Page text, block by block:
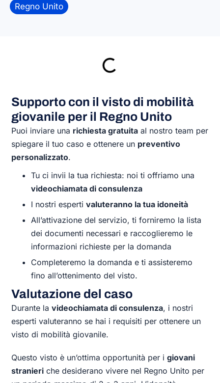
Regno Unito
Supporto con il visto di mobilità
giovanile per il Regno Unito
Puoi inviare una richiesta gratuita al nostro team per
spiegare il tuo caso e ottenere un preventivo
personalizzato.
Tu ci invii la tua richiesta: noi ti offriamo una
videochiamata di consulenza
I nostri espertivaluteranno la tua idoneità
All’attivazione del servizio, ti forniremo la lista
dei documenti necessari e raccoglieremo le
informazioni richieste per la domanda
Completeremo la domanda e ti assisteremo
fino all’ottenimento del visto.
Valutazione del caso
Durante lavideochiamata di consulenza, i nostri
esperti valuteranno se hai i requisiti per ottenere un
visto di mobilità giovanile.
Questo visto è un’ottima opportunità per igiovani
stranieri che desiderano vivere nel Regno Unito per